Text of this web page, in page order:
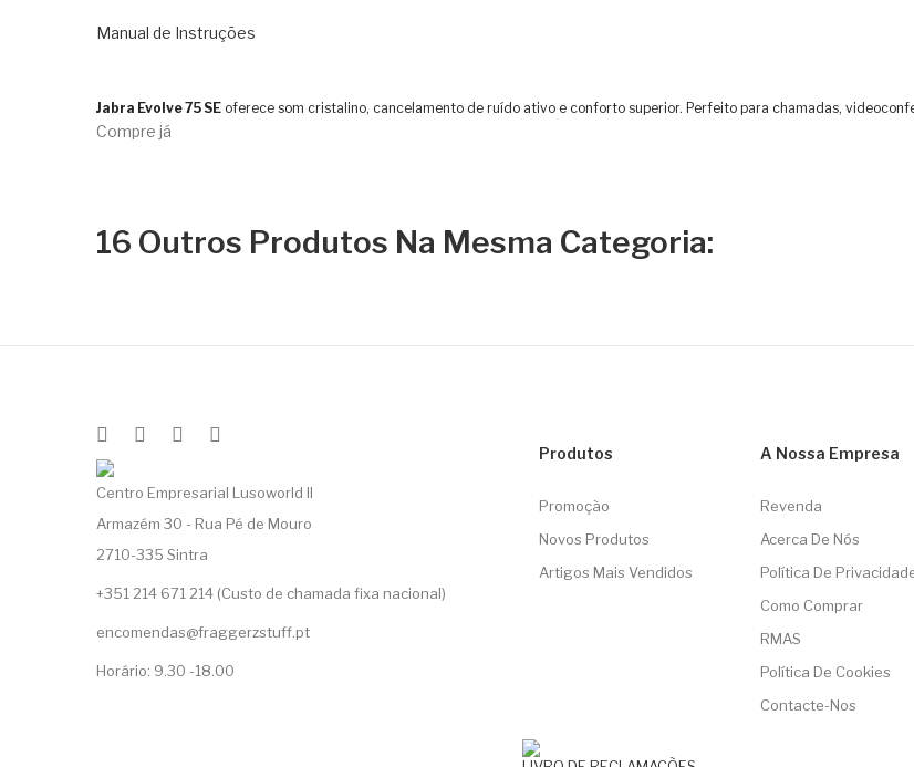
Manual de Instruções
Jabra Evolve 75 SE oferece som cristalino, cancelamento de ruído ativo e conforto superior. Perfeito para chamadas,
Compre já
16 Outros Produtos Na Mesma Categoria:
Centro Empresarial Lusoworld II
Armazém 30 - Rua Pé de Mouro
2710-335 Sintra
+351 214 671 214 (Custo de chamada fixa nacional)
encomendas@fraggerzstuff.pt
Horário: 9.30 -18.00
Produtos
Promoção
Novos Produtos
Artigos Mais Vendidos
A Nossa Empresa
Revenda
Acerca De Nós
Política De
Como Comprar
RMAS
Política De Cookies
Contacte-Nos